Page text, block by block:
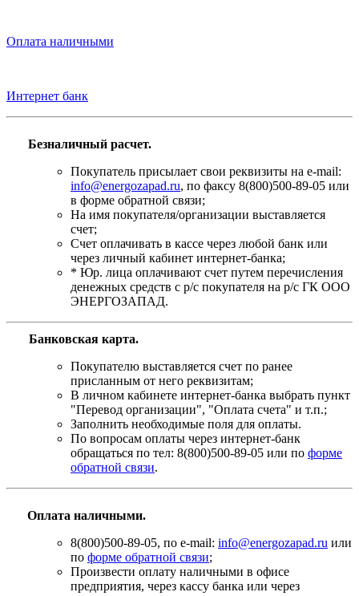
Оплата наличными
Интернет банк
Безналичный расчет.
Покупатель присылает свои реквизиты на e-mail:
info@energozapad.ru, по факсу 8(800)500-89-05 или
в форме обратной связи;
На имя покупателя/организации выставляется
счет;
Счет оплачивать в кассе через любой банк или
через личный кабинет интернет-банка;
* Юр. лица оплачивают счет путем перечисления
денежных средств с р/с покупателя на р/с ГК ООО
ЭНЕРГОЗАПАД.
Банковская карта.
Покупателю выставляется счет по ранее
присланным от него реквизитам;
В личном кабинете интернет-банка выбрать пункт
"Перевод организации", "Оплата счета" и т.п.;
Заполнить необходимые поля для оплаты.
По вопросам оплаты через интернет-банк
обращаться по тел: 8(800)500-89-05 или по форме
обратной связи.
Оплата наличными.
8(800)500-89-05, по e-mail: info@energozapad.ru или
по форме обратной связи;
Произвести оплату наличными в офисе
предприятия, через кассу банка или через